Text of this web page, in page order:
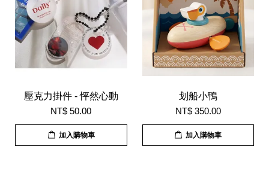
壓克力掛件 - 怦然心動
NT$ 50.00
加入購物車
划船小鴨
NT$ 350.00
加入購物車